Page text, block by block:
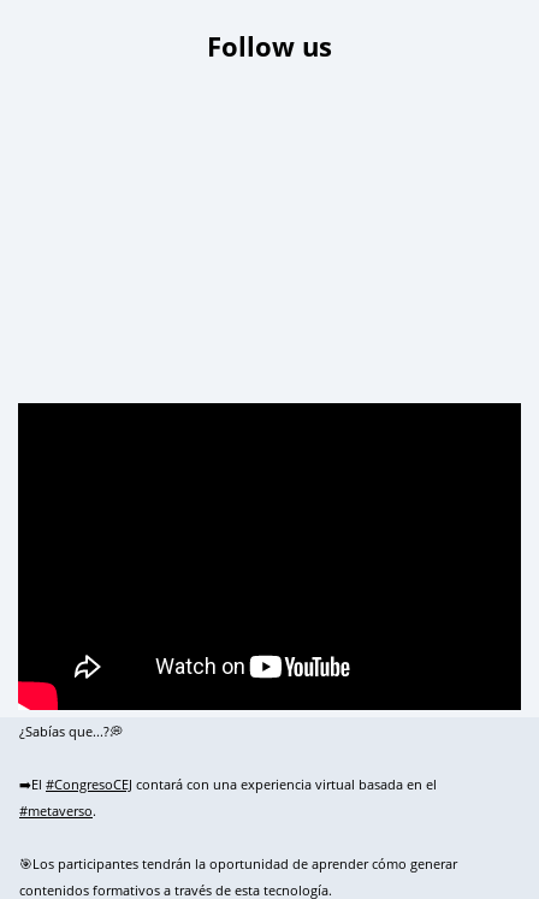
Follow us
¿Sabías que...?💭
➡️El #CongresoCEJ contará con una experiencia virtual basada en el
#metaverso.
🎯Los participantes tendrán la oportunidad de aprender cómo generar
contenidos formativos a través de esta tecnología.